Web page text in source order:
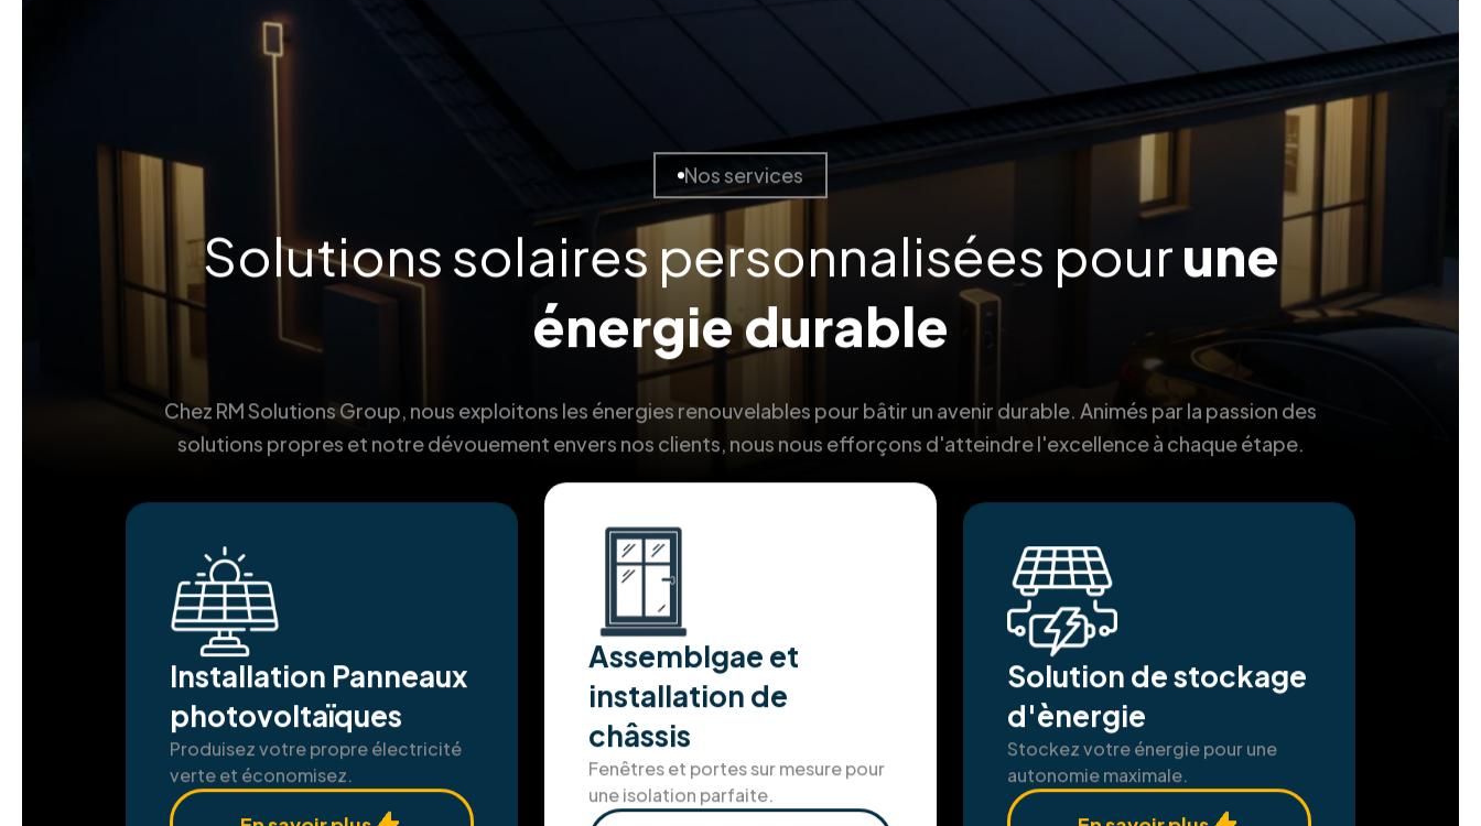
Nos services
Solutions solaires personnalisées pourune
énergie durable
Chez RM Solutions Group, nous exploitons les énergies renouvelables pour bâtir un avenir durable. Animés par la passion des
solutions propres et notre dévouement envers nos clients, nous nous efforçons d'atteindre l'excellence à chaque étape.
Installation Panneaux
photovoltaïques
Produisez votre propre électricité
verte et économisez.
Assemblgae et
installation de
châssis
Fenêtres et portes sur mesure pour
une isolation parfaite.
Solution de stockage
d'ènergie
Stockez votre énergie pour une
autonomie maximale.